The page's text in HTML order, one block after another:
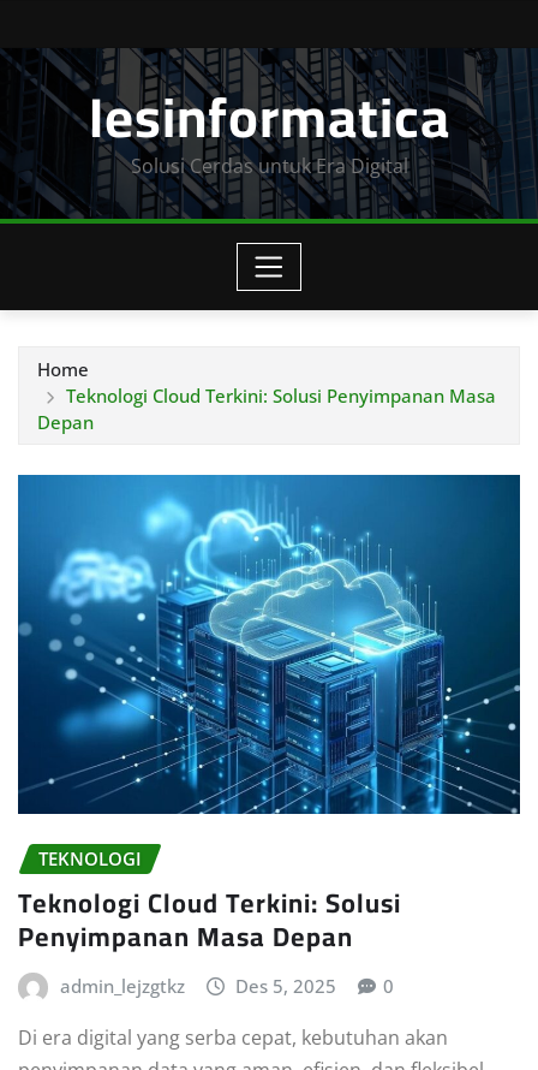
to
content
Iesinformatica
Solusi Cerdas untuk Era Digital
Home
Teknologi Cloud Terkini: Solusi Penyimpanan Masa
Depan
TEKNOLOGI
Teknologi Cloud Terkini: Solusi
Penyimpanan Masa Depan
admin_lejzgtkz Des 5, 2025 0
Di era digital yang serba cepat, kebutuhan akan